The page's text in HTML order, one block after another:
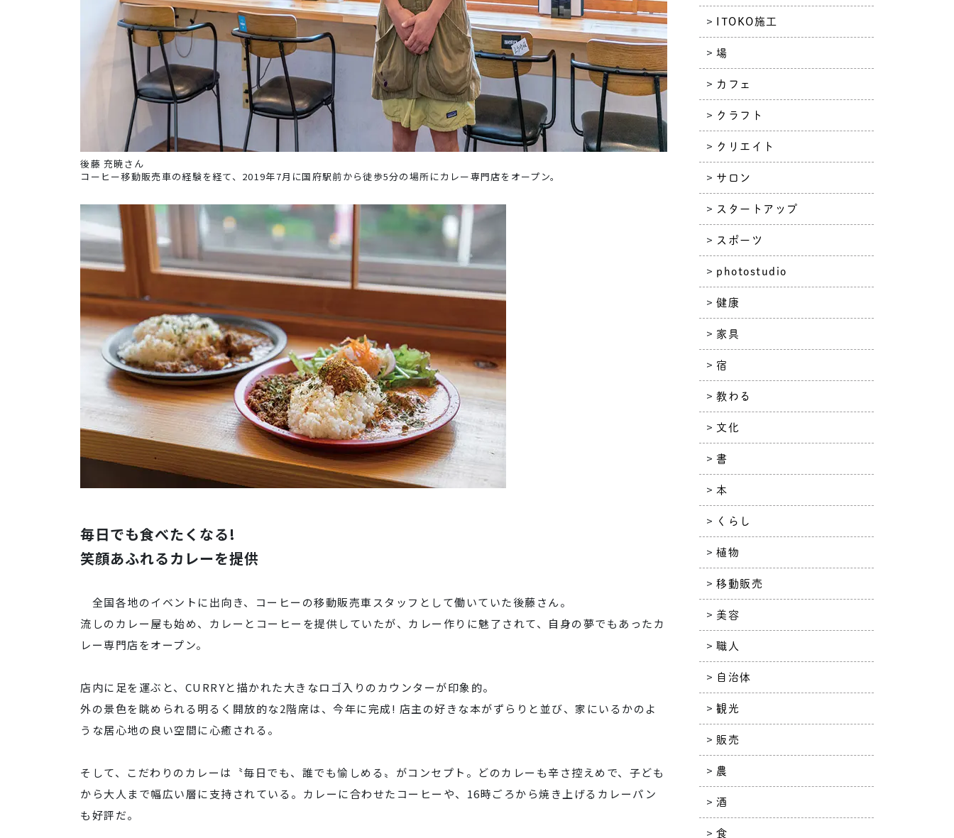
後藤 充暁さん
コーヒー移動販売車の経験を経て、2019年7月に国府駅前から徒歩5分の場所にカレー専門店をオープン。
毎日でも食べたくなる!
笑顔あふれるカレーを提供
全国各地のイベントに出向き、コーヒーの移動販売車スタッフとして働いていた後藤さん。
流しのカレー屋も始め、カレーとコーヒーを提供していたが、カレー作りに魅了されて、自身の夢でもあったカ
レー専門店をオープン。
店内に足を運ぶと、CURRYと描かれた大きなロゴ入りのカウンターが印象的。
外の景色を眺められる明るく開放的な2階席は、今年に完成! 店主の好きな本がずらりと並び、家にいるかのよ
うな居心地の良い空間に心癒される。
そして、こだわりのカレーは〝毎日でも、誰でも愉しめる〟がコンセプト。どのカレーも辛さ控えめで、子ども
から大人まで幅広い層に支持されている。カレーに合わせたコーヒーや、16時ごろから焼き上げるカレーパン
も好評だ。
ITOKO施工
場
カフェ
クラフト
クリエイト
サロン
スタートアップ
スポーツ
photostudio
健康
家具
宿
教わる
文化
書
本
くらし
植物
移動販売
美容
職人
自治体
観光
販売
農
酒
食